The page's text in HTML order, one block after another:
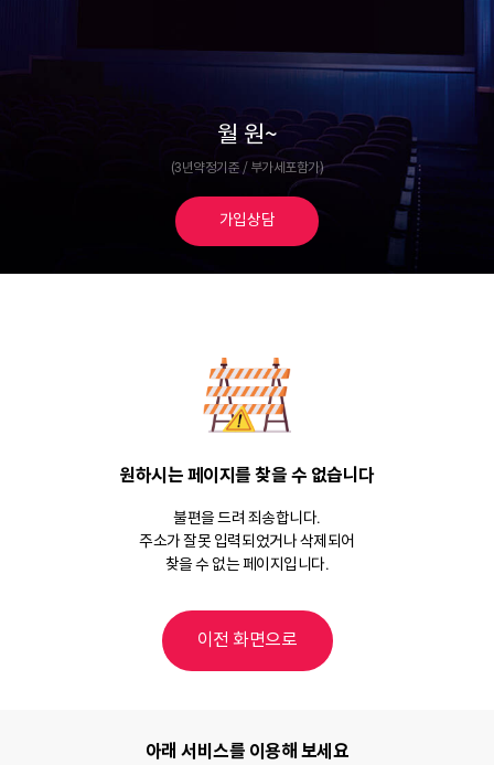
월 원~
(3년약정기준 / 부가세포함가)
가입상담
원하시는 페이지를 찾을 수 없습니다
불편을 드려 죄송합니다.
주소가 잘못 입력되었거나 삭제되어
찾을 수 없는 페이지입니다.
이전 화면으로
아래 서비스를 이용해 보세요